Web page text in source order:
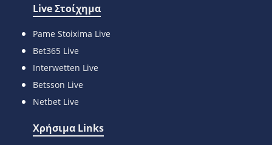
Live Στοίχημα
Pame Stoixima Live
Bet365 Live
Interwetten Live
Betsson Live
Netbet Live
Χρήσιμα Links